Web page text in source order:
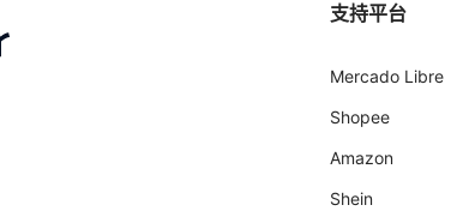
支持平台
Mercado Libre
Shopee
Amazon
Shein